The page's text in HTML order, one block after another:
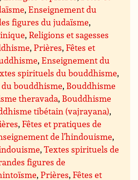
,Enseignement du
figures du judaïsme,
,Religions et sagesses
,Prières,Fêtes et
,Enseignement du
spirituels du bouddhisme,
bouddhisme, Bouddhisme
theravada, Bouddhisme
tibétain (vajrayana),
,Fêtes et pratiques de
de l’hindouisme,
,Textes spirituels de
figures de
,Prières,Fêtes et